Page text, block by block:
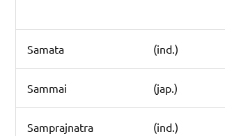
Samata (ind.)
Sammai (jap.)
Samprajnatra
(ind.)